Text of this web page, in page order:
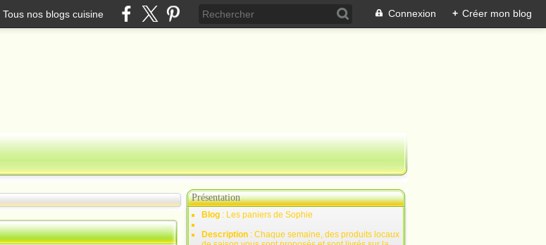
Tous nos blogs cuisine Connexion + Créer mon blog
Présentation
Blog : Les paniers de Sophie
Description : Chaque semaine, des produits locaux